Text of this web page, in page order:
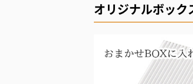
オリジナルボック